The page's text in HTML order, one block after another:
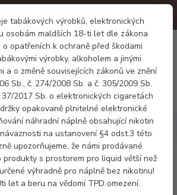
tabákových výrobků, elektronických
osobám maldších 18-ti let dle zákona
o opatřeních k ochraně před škodami
výrobky, alkoholem a jinými
a o změně souvisejících zákonů ve znění
Sb., č. 274/2008 Sb. a č. 305/2009 Sb.
2017 Sb. o elektronických cigaretách
opakovaně plnitelné elektronické
náhradní náplně obsahující nikotin
na ustanovení §4 odst.3 této
upozorňujeme, že námi prodávané
produkty s prostorem pro liquid větší než
výhradně pro náplně bez nikotinu!
let a beru na vědomí TPD omezení.
Menu
0 Kč
VooPoo VMATE Pro
Pro